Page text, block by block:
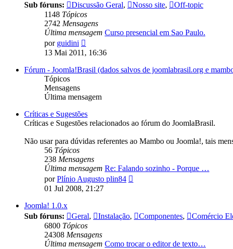
Sub fóruns:
Discussão Geral, Nosso site,
Off-topic
1148 Tópicos
2742 Mensagens
Última mensagem Curso presencial em Sao Paulo.
por guidini
última
13 Mai 2011, 16:36
Fórum - Joomla!Brasil (dados salvos de joomlabrasil.org e
Tópicos
Mensagens
Última mensagem
Críticas e Sugestões
Críticas e Sugestões relacionados ao fórum do JoomlaBrasil.
Não usar para dúvidas referentes ao Mambo ou Joomla!, tais
56 Tópicos
238 Mensagens
Última mensagem Re: Falando sozinho - Porque …
porPlínio Augusto plin84
01 Jul 2008, 21:27
Joomla! 1.0.x
Sub fóruns:
Geral, Instalação, Componentes, Comércio
6800 Tópicos
24308 Mensagens
Última mensagem Como trocar o editor de texto…